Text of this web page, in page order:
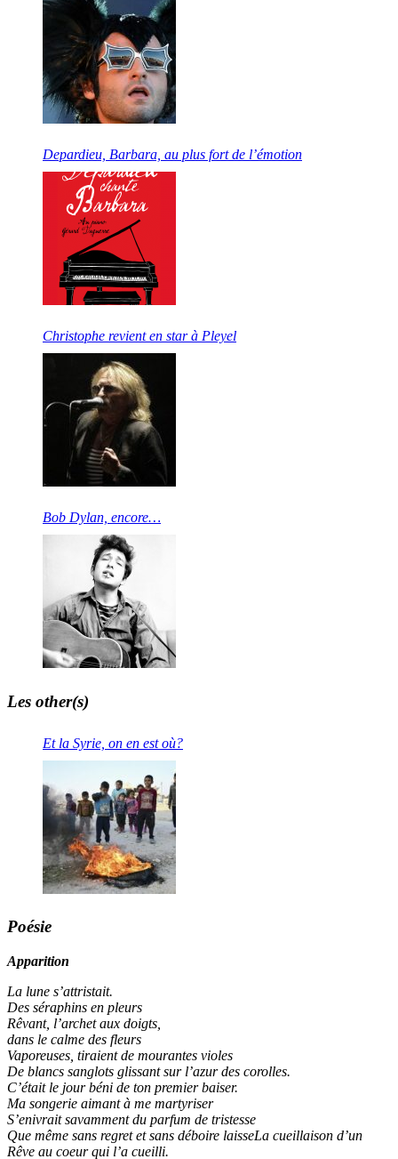
Depardieu, Barbara, au plus fort de l’émotion
Christophe revient en star à Pleyel
Bob Dylan, encore…
Les other(s)
Et la Syrie, on en est où?
Poésie
Apparition
La lune s’attristait.
Des séraphins en pleurs
Rêvant, l’archet aux doigts,
dans le calme des fleurs
Vaporeuses, tiraient de mourantes violes
De blancs sanglots glissant sur l’azur des corolles.
C’était le jour béni de ton premier baiser.
Ma songerie aimant à me martyriser
S’enivrait savamment du parfum de tristesse
Que même sans regret et sans déboire laisseLa cueillaison d’un
Rêve au coeur qui l’a cueilli.